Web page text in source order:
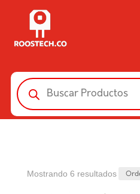
Búsqueda
de
productos
Mostrando 6 resultados